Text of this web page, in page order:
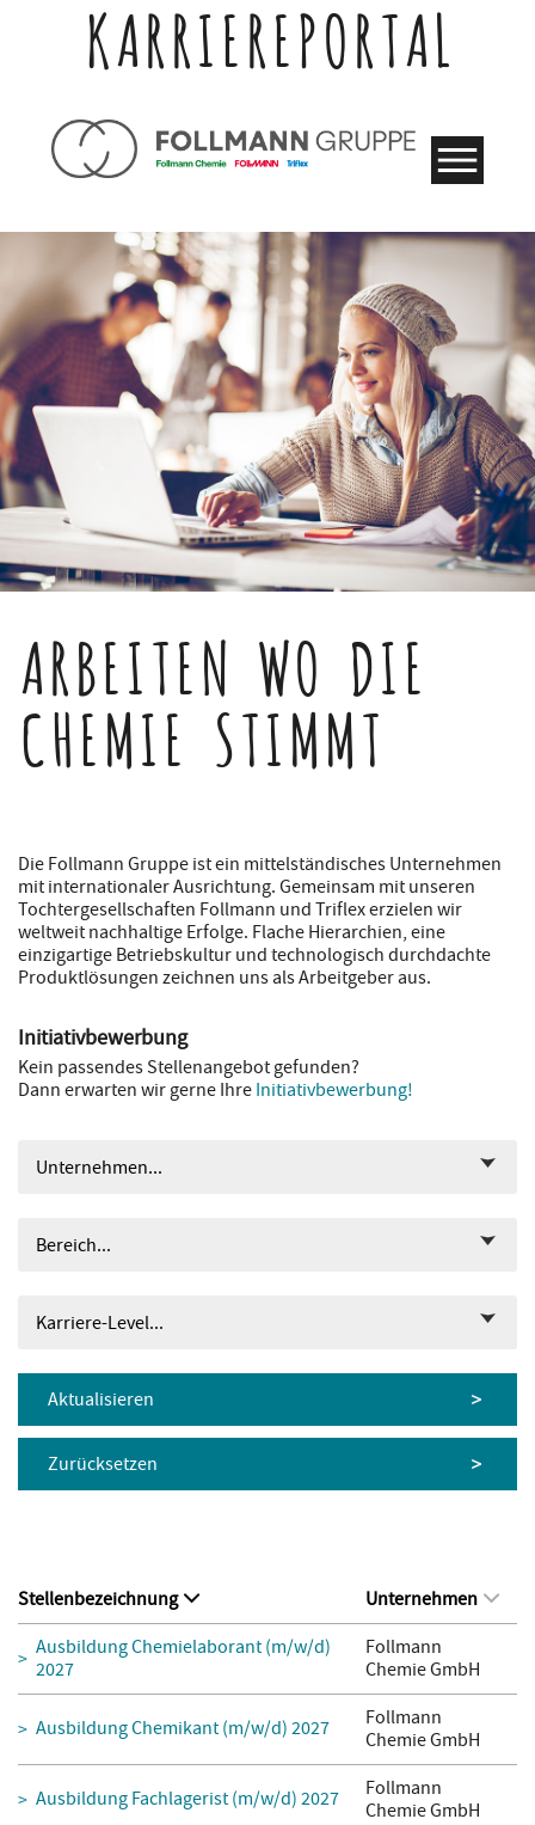
KARRIEREPORTAL
ARBEITEN WO DIE
CHEMIE STIMMT
Die Follmann Gruppe ist ein mittelständisches Unternehmen
mit internationaler Ausrichtung. Gemeinsam mit unseren
Tochtergesellschaften Follmann und Triflex erzielen wir
weltweit nachhaltige Erfolge. Flache Hierarchien, eine
einzigartige Betriebskultur und technologisch durchdachte
Produktlösungen zeichnen uns als Arbeitgeber aus.
Unternehmen...
Bereich...
Karriere-Level...
Aktualisieren
Zurücksetzen
Initiativbewerbung
Kein passendes Stellenangebot gefunden?
Dann erwarten wir gerne Ihre Initiativbewerbung!
Stellenbezeichnung
Unternehmen
Ausbildung Chemielaborant (m/w/d)
2027
Follmann
Chemie GmbH
Ausbildung Chemikant (m/w/d) 2027
Follmann
Chemie GmbH
Ausbildung Fachlagerist (m/w/d) 2027
Follmann
Chemie GmbH